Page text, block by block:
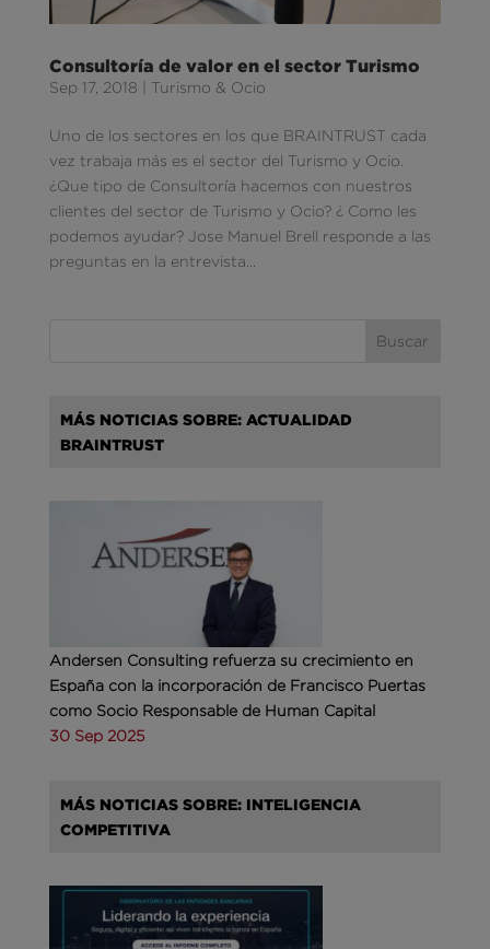
Consultoría de valor en el sector Turismo
Sep 17, 2018 Turismo & Ocio
Uno de los sectores en los que BRAINTRUST cada
vez trabaja más es el sector del Turismo y Ocio.
¿Que tipo de Consultoría hacemos con nuestros
clientes del sector de Turismo y Ocio? ¿ Como les
podemos ayudar? Jose Manuel Brell responde a las
preguntas en la entrevista...
MÁS NOTICIAS SOBRE: ACTUALIDAD
BRAINTRUST
Andersen Consulting refuerza su crecimiento en
España con la incorporación de Francisco Puertas
como Socio Responsable de Human Capital
30 Sep 2025
MÁS NOTICIAS SOBRE: INTELIGENCIA
COMPETITIVA